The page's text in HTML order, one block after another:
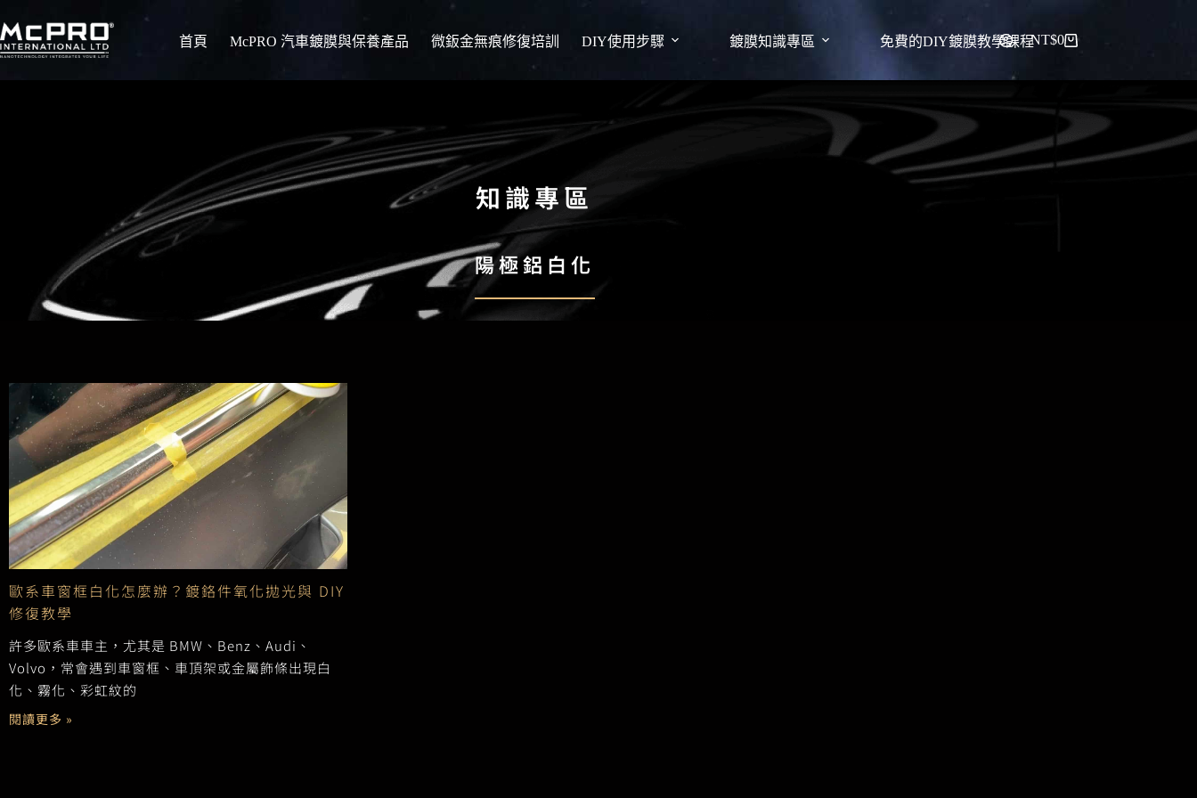
首頁 McPRO 汽車鍍膜與保養產品 微鈑金無痕修復培訓 DIY使用步驟 鍍膜知識專區 免費的DIY鍍膜教學課程NT$0
知識專區
陽極鋁白化
歐系車窗框白化怎麼辦？鍍鉻件氧化拋光與 DIY
修復教學
許多歐系車車主，尤其是 BMW、Benz、Audi、
Volvo，常會遇到車窗框、車頂架或金屬飾條出現白
化、霧化、彩虹紋的
閱讀更多 »